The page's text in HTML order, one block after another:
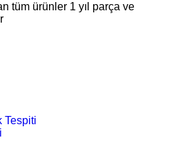
tüm ürünler 1 yıl parça ve
Tespiti